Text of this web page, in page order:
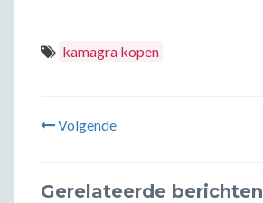
kamagra kopen
Volgende
Gerelateerde berichten